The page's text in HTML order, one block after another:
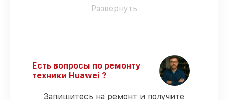
Оригинальные детали– гарантируем
подтверждает их уровень мастерства.
Точное соблюдение сроков
–
обслуживание смарт-часов Watch GT 3
выполняется строго в оговоренные
Развернуть
Есть вопросы по ремонту
техники Huawei ?
Запишитесь на ремонт и получите